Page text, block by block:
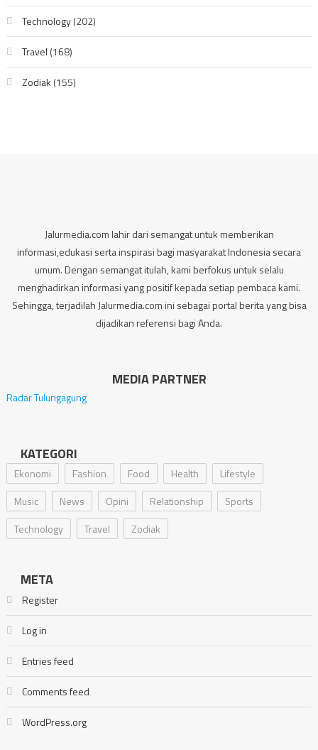
Technology(202)
Travel (168)
Zodiak (155)
Jalurmedia.com lahir dari semangat untuk memberikan
informasi,edukasi serta inspirasi bagi masyarakat Indonesia secara
umum. Dengan semangat itulah, kami berfokus untuk selalu
menghadirkan informasi yang positif kepada setiap pembaca kami.
Sehingga, terjadilah Jalurmedia.com ini sebagai portal berita yang bisa
dijadikan referensi bagi Anda.
MEDIA PARTNER
Radar Tulungagung
KATEGORI
Ekonomi Fashion Food Health
Lifestyle
Music
News Opini Relationship
Sports
Technology
Travel Zodiak
META
Register
Log in
Entries feed
Comments feed
WordPress.org